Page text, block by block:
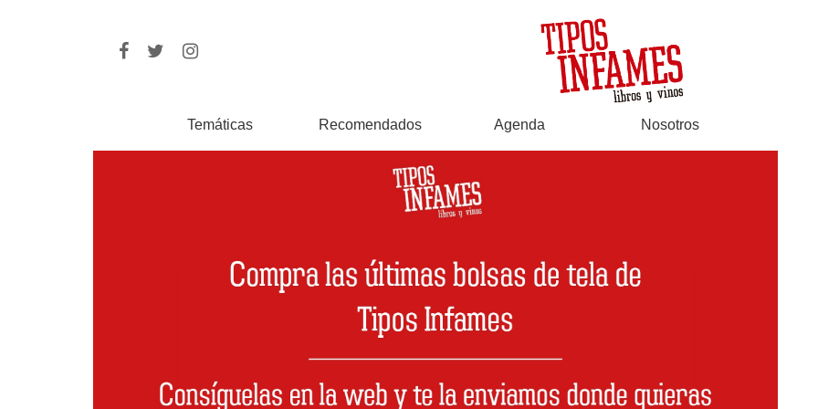
Temáticas Recomendados Agenda Nosotros